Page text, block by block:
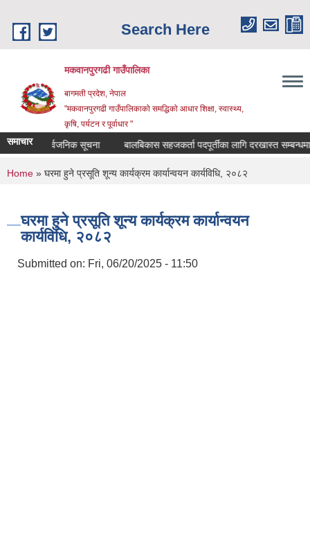
Search Here
मकवानपुरगढी गाउँपालिका
बागमती प्रदेश, नेपाल
"मकवानपुरगढी गाउँपालिकाको समद्धिको आधार शिक्षा, स्‍वास्‍थ्‍य,
कृषि, पर्यटन र पूर्वाधार "
समाचार
सार्वजनिक सूचना बालबिकास सहजकर्ता पदपूर्तीका लागि दरखास्त सम्बन्धमा।
You are here
Home » घरमा हुने प्रसूति शून्य कार्यक्रम कार्यान्वयन कार्यविधि, २०८२
घरमा हुने प्रसूति शून्य कार्यक्रम कार्यान्वयन
कार्यविधि, २०८२
Submitted on: Fri, 06/20/2025 - 11:50